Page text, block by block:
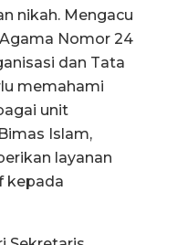
nikah. Mengacu
Nomor 24
dan Tata
memahami
unit
Islam,
layanan
kepada